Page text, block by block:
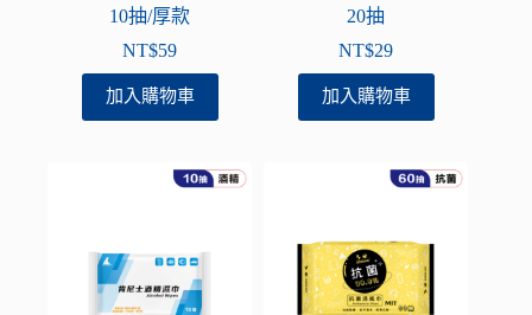
10抽/厚款
NT$59
加入購物車
20抽
NT$29
加入購物車